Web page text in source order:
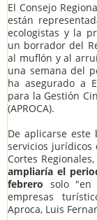
El Consejo
están
ecologistas y la
un borrador del
al muflón y al
una semana del
ha asegurado a
para la Gestión
(APROCA).
De aplicarse este
servicios jurídicos
Cortes
ampliaría el
febrero solo "en
empresas
Aproca, Luis